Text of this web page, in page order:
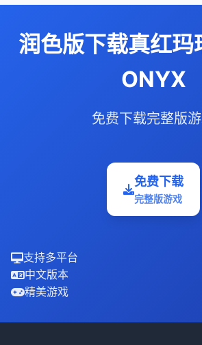
润色版下载真红玛
ONYX
免费下载完整版
免费下载
完整版游戏
支持多平台
中文版本
精美游戏